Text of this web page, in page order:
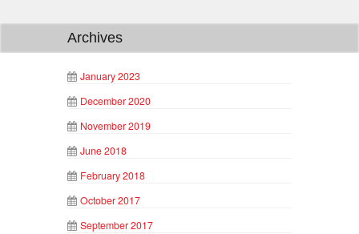
Archives
January 2023
December 2020
November 2019
June 2018
February 2018
October 2017
September 2017